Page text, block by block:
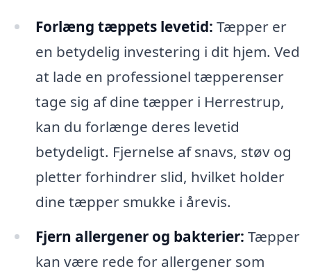
Forlæng tæppets levetid: Tæpper er
en betydelig investering i dit hjem. Ved
at lade en professionel tæpperenser
tage sig af dine tæpper i Herrestrup,
kan du forlænge deres levetid
betydeligt. Fjernelse af snavs, støv og
pletter forhindrer slid, hvilket holder
dine tæpper smukke i årevis.
Fjern allergener og bakterier: Tæpper
kan være rede for allergener som